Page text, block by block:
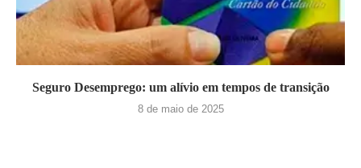
Seguro Desemprego: um alívio em tempos de transição
8 de maio de 2025